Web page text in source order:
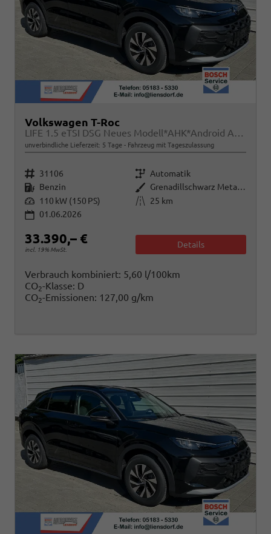
Volkswagen T-Roc
LIFE 1.5 eTSI DSG Neues Modell*AHK*Android Auto*SHZ*ACC*Kamera*5J Garantie*Klimaauto*
unverbindliche Lieferzeit: 5 Tage Fahrzeug mit Tageszulassung
Fahrzeugnr. 31106 Getriebe Automatik
Kraftstoff Benzin Außenfarbe
Grenadillschwarz Metallic
Leistung 110 kW (150 PS) Kilometerstand
25 km
01.06.2026
33.390,– €
incl. 19% MwSt.
Details
Verbrauch kombiniert: 5,60 l/100km
CO2-Klasse: D
CO2-Emissionen: 127,00 g/km